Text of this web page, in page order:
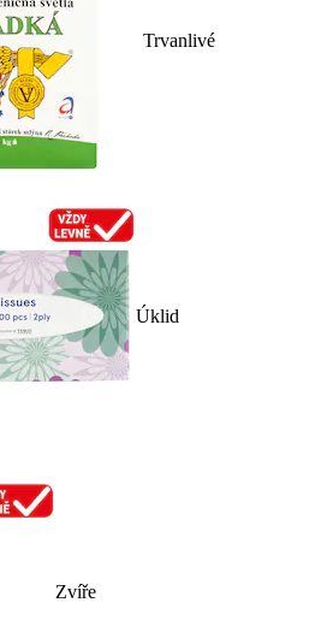
Trvanlivé
Úklid
Zvíře